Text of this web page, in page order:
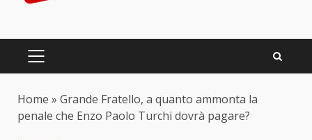
PRIMARY
Home » Grande Fratello, a quanto ammonta la
penale che Enzo Paolo Turchi dovrà pagare?